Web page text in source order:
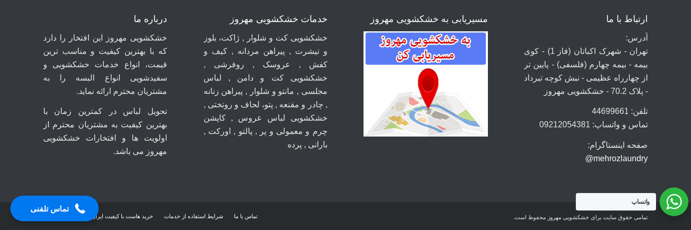
ارتباط با ما
آدرس:
تهران - شهرک اکباتان (فاز 1) - کوی
بیمه - بیمه چهارم (فلسفی) - پایین تر
از چهارراه عظیمی - نبش کوچه تیرداد
- پلاک 70.2 - خشکشویی مهروز
تلفن: 44699661
تماس و واتساپ: 09212054381
صفحه اینستاگرام:
mehrozlaundry@
مسیریابی به خشکشویی مهروز خدمات خشکشویی مهروز
خشکشویی کت و شلوار , ژاکت، بلوز
و تیشرت , پیراهن مردانه , کیف و
کفش , عروسک , روفرشی ,
خشکشویی کت و دامن , لباس
مجلسی , مانتو و شلوار , پیراهن زنانه
, چادر و مقنعه , پتو، لحاف و روتختی ,
خشکشویی لباس عروس , کاپشن
چرم و معمولی و پر , پالتو , اورکت ,
بارانی , پرده
درباره ما
خشکشویی مهروز این افتخار را دارد
که با بهترین کیفیت و مناسب ترین
قیمت، انواع خدمات خشکشویی و
سفیدشویی انواع البسه را به
مشتریان محترم ارائه نماید.
تحویل لباس در کمترین زمان با
بهترین کیفیت به مشتریان محترم از
اولویت ها و افتخارات خشکشویی
مهروز می باشد.
تمامی حقوق سایت برای خشکشویی مهروز محفوظ است. تماس با ما شرایط استفاده از خدمات خرید هاست با کیفیت ایران
واتساپ
تماس تلفنی